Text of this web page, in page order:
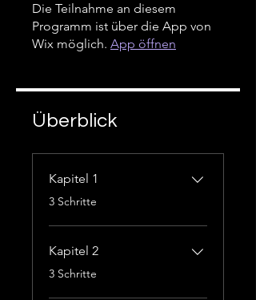
Die Teilnahme an diesem
Programm ist über die App von
Wix möglich. App öffnen
Überblick
Kapitel 1
.
3 Schritte
Kapitel 2
.
3 Schritte